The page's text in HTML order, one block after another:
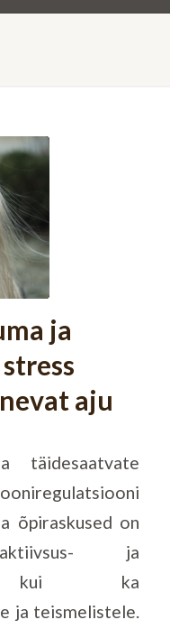
ja
aju
täidesaatvate
õpiraskused on
ja
kui ka
ja teismelistele.